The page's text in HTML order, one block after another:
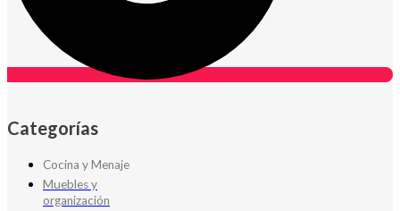
Categorías
Cocina y Menaje
Muebles y
organización